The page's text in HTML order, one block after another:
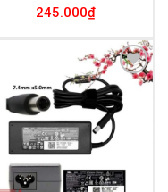
245.000₫
Add to
Wishlist